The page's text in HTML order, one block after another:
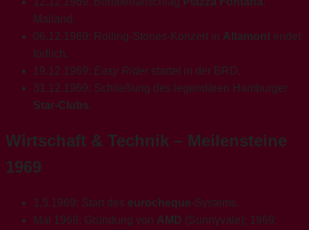
Mailand.
06.12.1969: Rolling-Stones-Konzert in Altamont endet
tödlich.
19.12.1969: Easy Riderstartet in der BRD.
31.12.1969: Schließung des legendären Hamburger
Star-Clubs.
Wirtschaft & Technik – Meilensteine
1969
1.5.1969: Start des eurocheque-Systems.
Mai 1969: Gründung von AMD (Sunnyvale); 1969: